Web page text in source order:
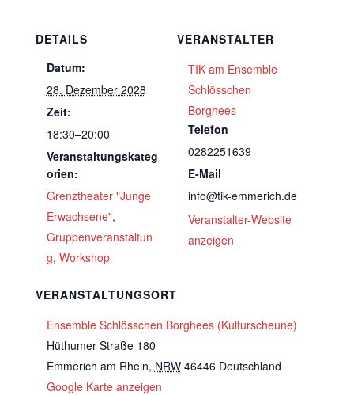
DETAILS
Datum:
28. Dezember 2028
Zeit:
18:30–20:00
Veranstaltungskateg
orien:
Grenztheater "Junge
Erwachsene",
Gruppenveranstaltun
g, Workshop
VERANSTALTUNGSORT
Ensemble Schlösschen Borghees (Kulturscheune)
Hüthumer Straße 180
Emmerich am Rhein, NRW 46446 Deutschland
Google Karte anzeigen
VERANSTALTER
TIK am Ensemble
Schlösschen
Borghees
Telefon
0282251639
E-Mail
info@tik-emmerich.de
Veranstalter-Website
anzeigen